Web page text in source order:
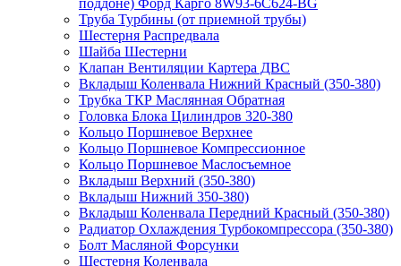
Труба Турбины (от приемной трубы)
Шестерня Распредвала
Шайба Шестерни
Клапан Вентиляции Картера ДВС
Вкладыш Коленвала Нижний Красный (350-380)
Трубка ТКР Маслянная Обратная
Головка Блока Цилиндров 320-380
Кольцо Поршневое Верхнее
Кольцо Поршневое Компрессионное
Кольцо Поршневое Маслосъемное
Вкладыш Верхний (350-380)
Вкладыш Нижний 350-380)
Вкладыш Коленвала Передний Красный (350-380)
Радиатор Охлаждения Турбокомпрессора (350-380)
Болт Масляной Форсунки
Шестерня Коленвала